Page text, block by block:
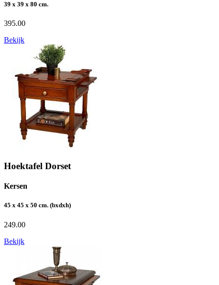
39 x 39 x 80 cm.
395.00
Bekijk
Hoektafel Dorset
Kersen
45 x 45 x 50 cm. (bxdxh)
249.00
Bekijk